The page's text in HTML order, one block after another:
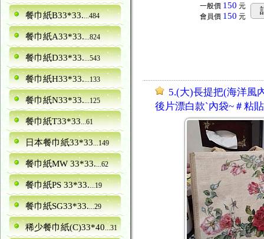
餐巾紙B33*33....484
餐巾紙A33*33....824
餐巾紙D33*33....543
餐巾紙H33*33....133
餐巾紙N33*33....125
餐巾紙T33*33...61
日本餐巾紙33*33...149
餐巾紙MW 33*33....62
餐巾紙PS 33*33....19
餐巾紙SG33*33....29
稀少餐巾紙(C)33*40...31
一般價 150 元
會員價 150 元
5.(大)長提把(海洋風
後片漂白款ˋ內袋~＃粘